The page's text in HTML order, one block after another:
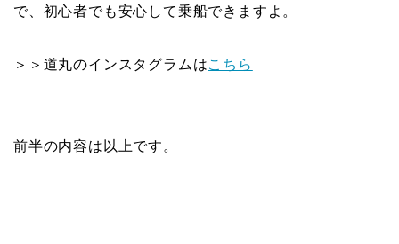
で、初心者でも安心して乗船できますよ。
＞＞道丸のインスタグラムはこちら
前半の内容は以上です。